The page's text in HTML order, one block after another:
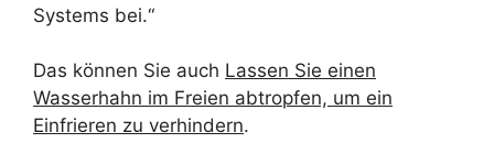
Systems bei.“
Das können Sie auch Lassen Sie einen
Wasserhahn im Freien abtropfen, um ein
Einfrieren zu verhindern.